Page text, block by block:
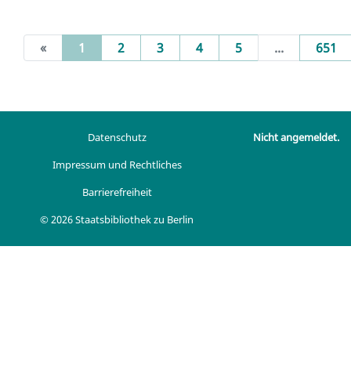
« 1 (current)
2 3 4 5 ... 651
Datenschutz
Impressum und Rechtliches
Barrierefreiheit
© 2026 Staatsbibliothek zu Berlin
Nicht angemeldet.